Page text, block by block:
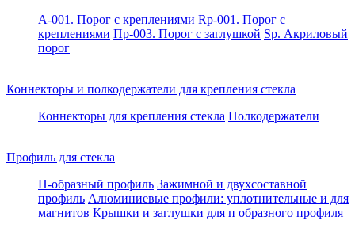
A-001. Порог с креплениями Rp-001. Порог с
креплениями Пр-003. Порог с заглушкой Sp. Акриловый
порог
Коннекторы и полкодержатели для крепления стекла
Коннекторы для крепления стекла Полкодержатели
Профиль для стекла
П-образный профиль Зажимной и двухсоставной
профиль Алюминиевые профили: уплотнительные и для
магнитов Крышки и заглушки для п образного профиля